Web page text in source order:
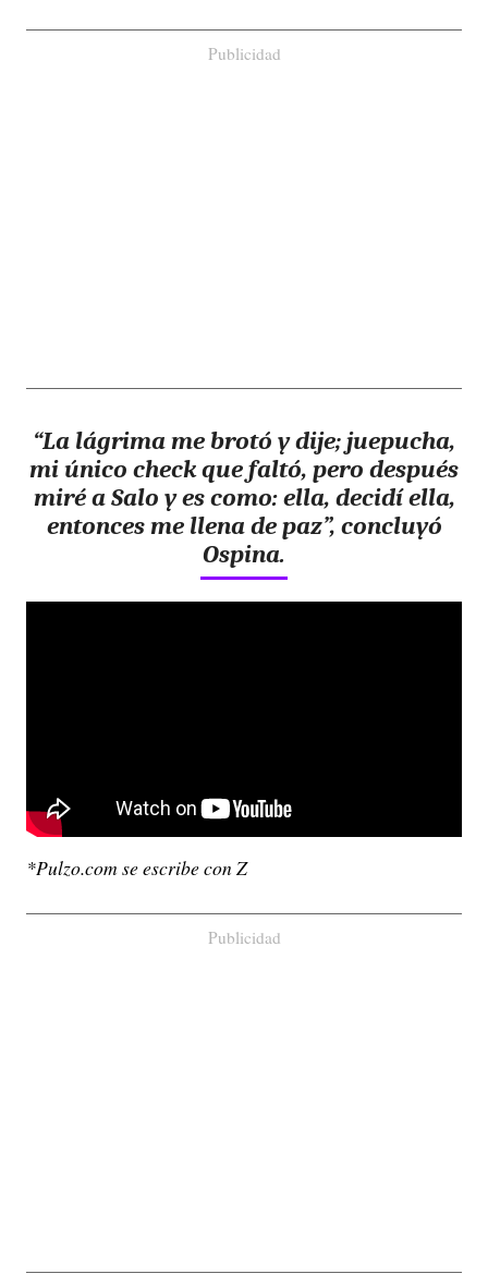
Publicidad
“La lágrima me brotó y dije; juepucha,
mi único check que faltó, pero después
miré a Salo y es como: ella, decidí ella,
entonces me llena de paz”, concluyó
Ospina.
*Pulzo.com se escribe con Z
Publicidad